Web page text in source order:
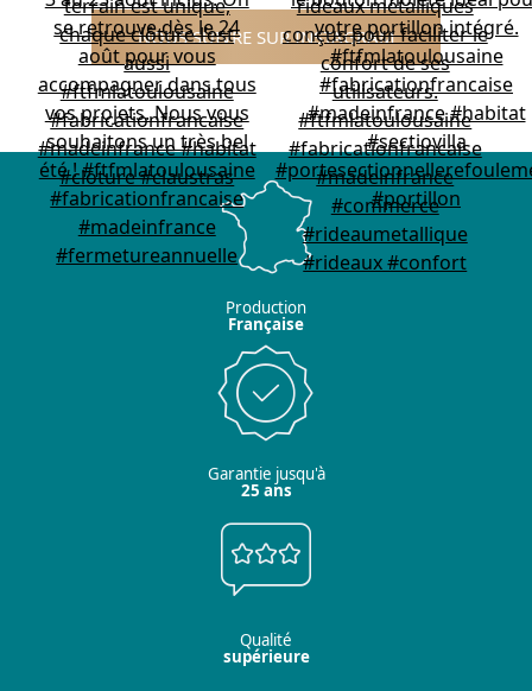
NOUS SUIVRE SUR INSTAGRAM
Production
Française
Garantie jusqu'à
25 ans
Qualité
supérieure